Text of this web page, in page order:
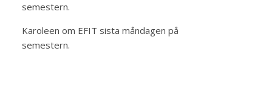
semestern.
Karoleen om EFIT sista måndagen på
semestern.